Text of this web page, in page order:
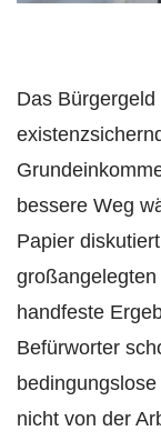
Das
bessere Weg
Papier
großangelegten
handfeste
Befürworter
nicht von der